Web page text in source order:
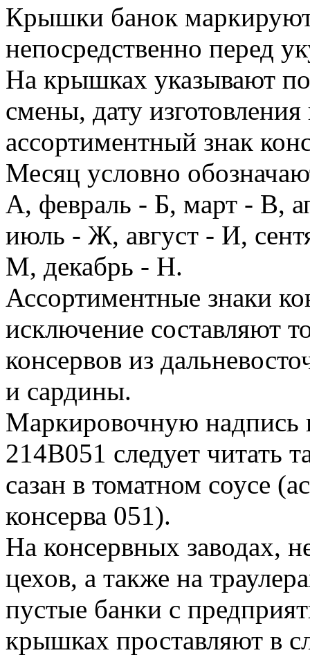
Крышки банок
непосредственно перед
На крышках указывают
смены, дату
ассортиментный знак
Месяц условно
А, февраль - Б, март - В,
июль - Ж, август - И,
М, декабрь - Н.
Ассортиментные знаки
исключение составляют
консервов из
и сардины.
Маркировочную надпись
214В051 следует читать
сазан в томатном соусе
консерва 051).
На консервных заводах,
цехов, а также на
пустые банки с
крышках проставляют в